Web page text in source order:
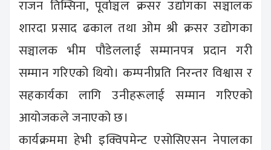
राजन तिम्सिना, पूर्वाञ्चल क्रसर उद्योगका सञ्चालक
शारदा प्रसाद ढकाल तथा ओम श्री क्रसर उद्योगका
सञ्चालक भीम पौडेललाई सम्मानपत्र प्रदान गरी
सम्मान गरिएको थियो। कम्पनीप्रति निरन्तर विश्वास र
सहकार्यका लागि उनीहरूलाई सम्मान गरिएको
आयोजकले जनाएको छ।
कार्यक्रममा हेभी इक्विपमेन्ट एसोसिएसन नेपालका